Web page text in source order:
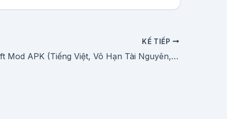
KẾ TIẾP
Tải Minecraft Mod APK (Tiếng Việt, Vô Hạn Tài Nguyên, Mở Khóa) Mới Nhất 2026